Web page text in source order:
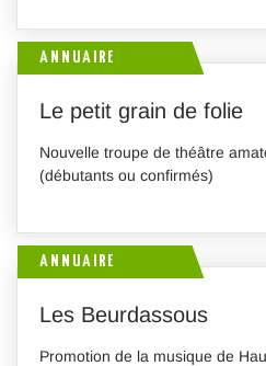
ANNUAIRE
Le petit grain de folie
Nouvelle troupe de théâtre
(débutants ou confirmés)
ANNUAIRE
Les Beurdassous
Promotion de la musique de